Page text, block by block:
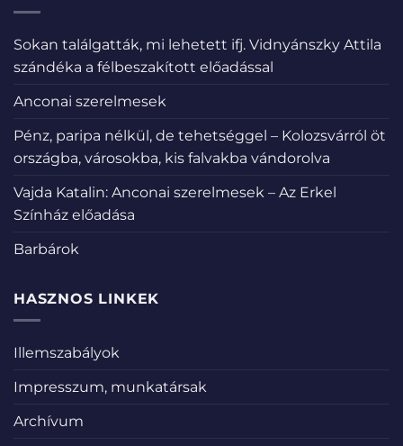
Sokan találgatták, mi lehetett ifj. Vidnyánszky Attila
szándéka a félbeszakított előadással
Anconai szerelmesek
Pénz, paripa nélkül, de tehetséggel – Kolozsvárról öt
országba, városokba, kis falvakba vándorolva
Vajda Katalin: Anconai szerelmesek – Az Erkel
Színház előadása
Barbárok
HASZNOS LINKEK
Illemszabályok
Impresszum, munkatársak
Archívum